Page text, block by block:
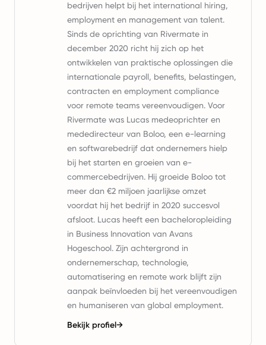
bedrijven helpt bij het international hiring,
employment en management van talent.
Sinds de oprichting van Rivermate in
december 2020 richt hij zich op het
ontwikkelen van praktische oplossingen die
internationale payroll, benefits, belastingen,
contracten en employment compliance
voor remote teams vereenvoudigen. Voor
Rivermate was Lucas medeoprichter en
mededirecteur van Boloo, een e-learning
en softwarebedrijf dat ondernemers hielp
bij het starten en groeien van e-
commercebedrijven. Hij groeide Boloo tot
meer dan €2 miljoen jaarlijkse omzet
voordat hij het bedrijf in 2020 succesvol
afsloot. Lucas heeft een bacheloropleiding
in Business Innovation van Avans
Hogeschool. Zijn achtergrond in
ondernemerschap, technologie,
automatisering en remote work blijft zijn
aanpak beïnvloeden bij het vereenvoudigen
en humaniseren van global employment.
Bekijk profiel→